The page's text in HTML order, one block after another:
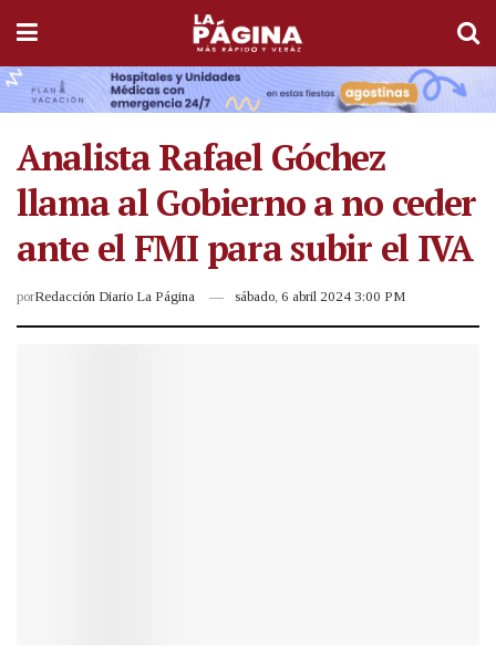
Analista Rafael Góchez
llama al Gobierno a no ceder
ante el FMI para subir el IVA
porRedacción Diario La Página sábado, 6 abril 2024 3:00 PM